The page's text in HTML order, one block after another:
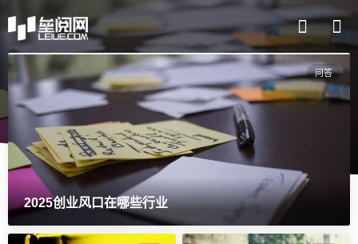
2025创业风口在哪些行业
问答